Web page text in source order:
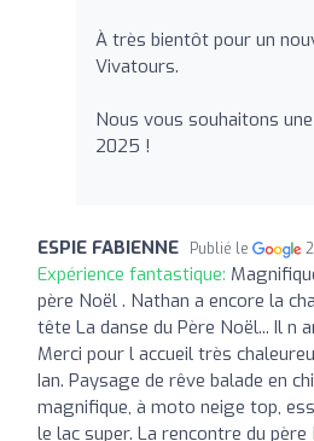
À très bientôt pour un
Vivatours.
Nous vous souhaitons
2025 !
ESPIE FABIENNE Publié le
Expérience fantastique:
père Noël . Nathan a encore la
tête La danse du Père Noël... Il n
Merci pour l accueil très
Ian. Paysage de rêve balade en
magnifique, à moto neige top,
le lac super. La rencontre du